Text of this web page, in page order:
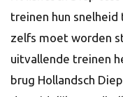
treinen hun
zelfs moet worden
uitvallende treinen
brug Hollandsch